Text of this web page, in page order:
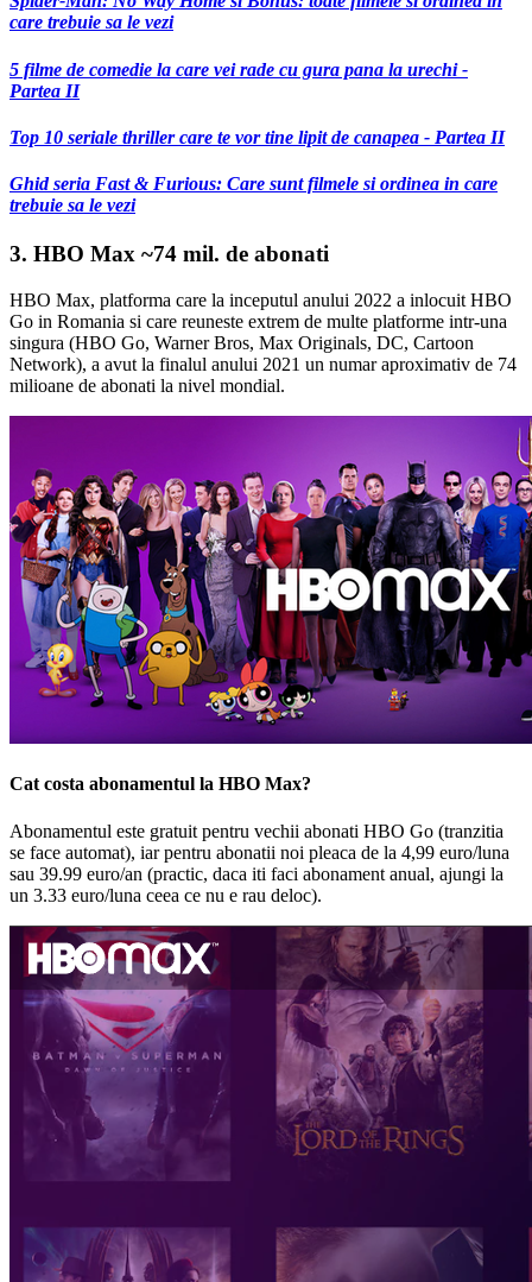
care trebuie sa le vezi
5 filme de comedie la care vei rade cu gura pana la urechi -
Partea II
Top 10 seriale thriller care te vor tine lipit de canapea - Partea II
Ghid seria Fast & Furious: Care sunt filmele si ordinea in care
trebuie sa le vezi
3. HBO Max ~74 mil. de abonati
HBO Max, platforma care la inceputul anului 2022 a inlocuit HBO
Go in Romania si care reuneste extrem de multe platforme intr-una
singura (HBO Go, Warner Bros, Max Originals, DC, Cartoon
Network), a avut la finalul anului 2021 un numar aproximativ de 74
milioane de abonati la nivel mondial.
Cat costa abonamentul la HBO Max?
Abonamentul este gratuit pentru vechii abonati HBO Go (tranzitia
se face automat), iar pentru abonatii noi pleaca de la 4,99 euro/luna
sau 39.99 euro/an (practic, daca iti faci abonament anual, ajungi la
un 3.33 euro/luna ceea ce nu e rau deloc).